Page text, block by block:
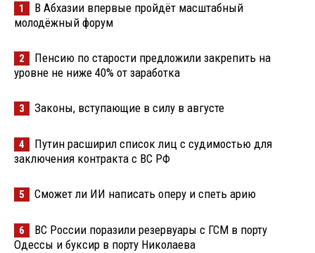
1
В Абхазии впервые пройдёт масштабный
молодёжный форум
2
Пенсию по старости предложили закрепить на
уровне не ниже 40% от заработка
3 Законы, вступающие в силу в августе
4
Путин расширил список лиц с судимостью для
заключения контракта с ВС РФ
5 Сможет ли ИИ написать оперу и спеть арию
6
ВС России поразили резервуары с ГСМ в порту
Одессы и буксир в порту Николаева